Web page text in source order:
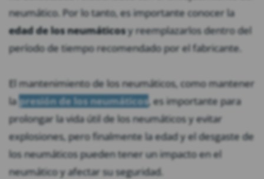
neumático. Por lo tanto, es importante conocer la
edad de los neumáticosy reemplazarlos dentro del
período de tiempo recomendado por el fabricante.
El mantenimiento de los neumáticos, como mantener
lapresión de los neumáticos , es importante para
prolongar la vida útil de los neumáticos y evitar
explosiones, pero finalmente la edad y el desgaste de
los neumáticos pueden tener un impacto en el
neumático y afectar su seguridad.